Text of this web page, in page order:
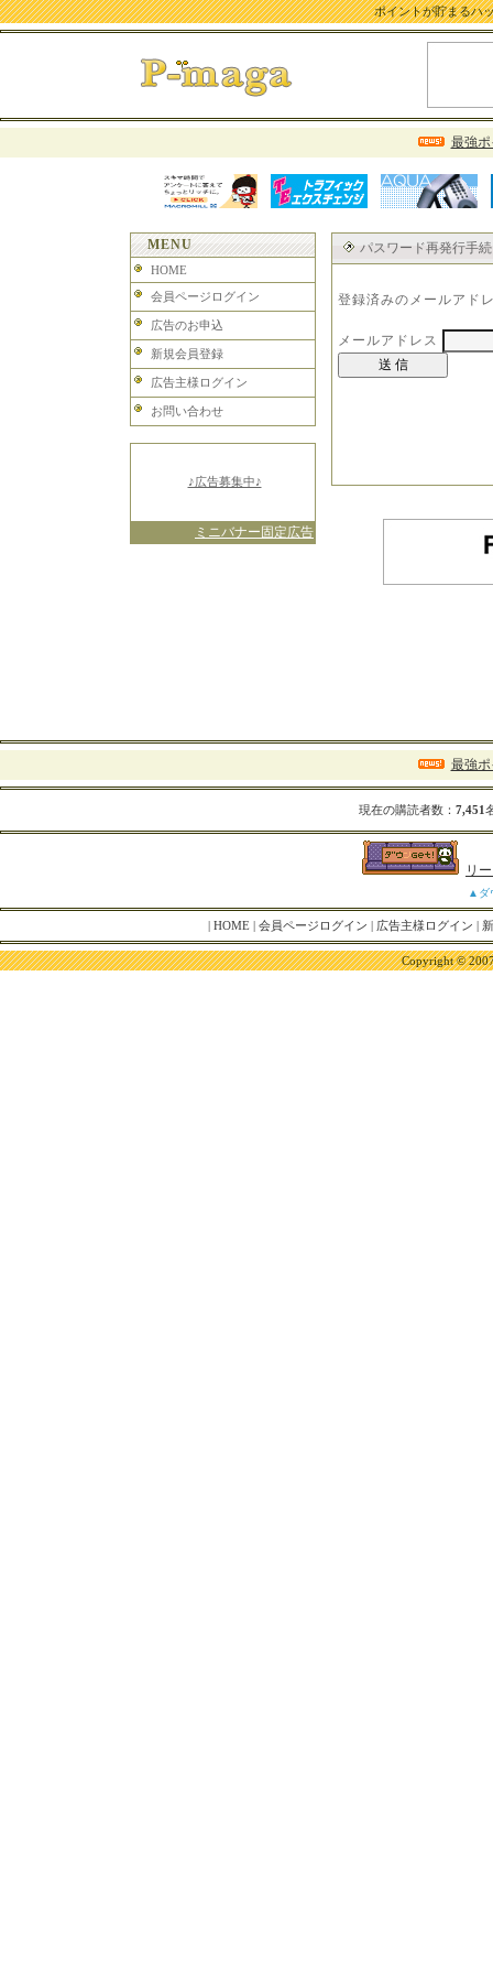
ポイントが貯まるハ
最強
MENU
HOME
会員ページログイン
広告のお申込
新規会員登録
広告主様ログイン
お問い合わせ
♪広告募集中♪
ミニバナー固定広告
パスワード再発行手
登録済みのメールアド
メールアドレス
最強
現在の購読者数： 7,451
リ
▲ダ
| HOME | 会員ページログイン | 広告主様ログイン |
Copyright ©